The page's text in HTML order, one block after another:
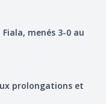
Fiala, menés 3-0 au
prolongations et